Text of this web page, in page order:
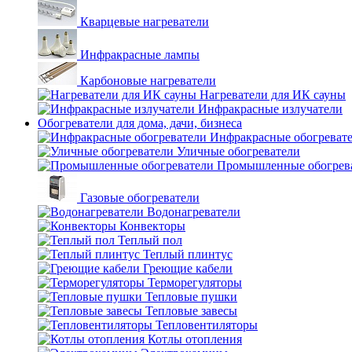
Кварцевые нагреватели
Инфракрасные лампы
Карбоновые нагреватели
Нагреватели для ИК сауны
Инфракрасные излучатели
Обогреватели для дома, дачи, бизнеса
Инфракрасные
Уличные обогреватели
Промышленные
Газовые обогреватели
Водонагреватели
Конвекторы
Теплый пол
Теплый плинтус
Греющие кабели
Терморегуляторы
Тепловые пушки
Тепловые завесы
Тепловентиляторы
Котлы отопления